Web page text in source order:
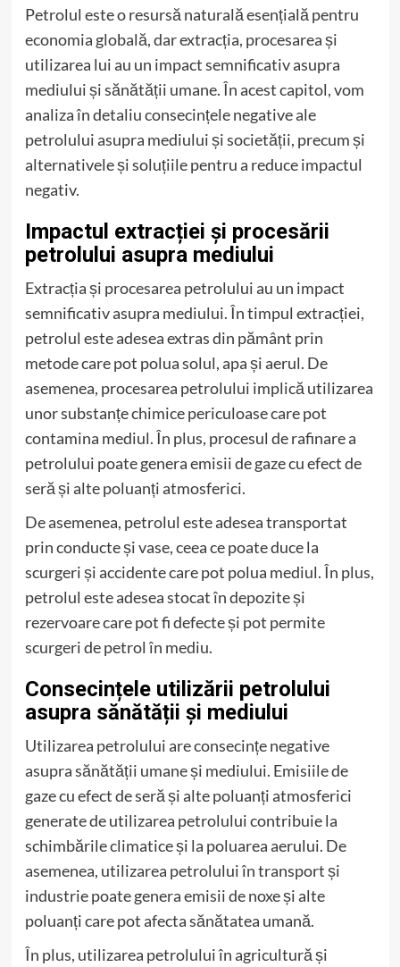
Petrolul este o resursă naturală esențială pentru
economia globală, dar extracția, procesarea și
utilizarea lui au un impact semnificativ asupra
mediului și sănătății umane. În acest capitol, vom
analiza în detaliu consecințele negative ale
petrolului asupra mediului și societății, precum și
alternativele și soluțiile pentru a reduce impactul
negativ.
Impactul extracției și procesării
petrolului asupra mediului
Extracția și procesarea petrolului au un impact
semnificativ asupra mediului. În timpul extracției,
petrolul este adesea extras din pământ prin
metode care pot polua solul, apa și aerul. De
asemenea, procesarea petrolului implică utilizarea
unor substanțe chimice periculoase care pot
contamina mediul. În plus, procesul de rafinare a
petrolului poate genera emisii de gaze cu efect de
seră și alte poluanți atmosferici.
De asemenea, petrolul este adesea transportat
prin conducte și vase, ceea ce poate duce la
scurgeri și accidente care pot polua mediul. În plus,
petrolul este adesea stocat în depozite și
rezervoare care pot fi defecte și pot permite
scurgeri de petrol în mediu.
Consecințele utilizării petrolului
asupra sănătății și mediului
Utilizarea petrolului are consecințe negative
asupra sănătății umane și mediului. Emisiile de
gaze cu efect de seră și alte poluanți atmosferici
generate de utilizarea petrolului contribuie la
schimbările climatice și la poluarea aerului. De
asemenea, utilizarea petrolului în transport și
industrie poate genera emisii de noxe și alte
poluanți care pot afecta sănătatea umană.
În plus, utilizarea petrolului în agricultură și